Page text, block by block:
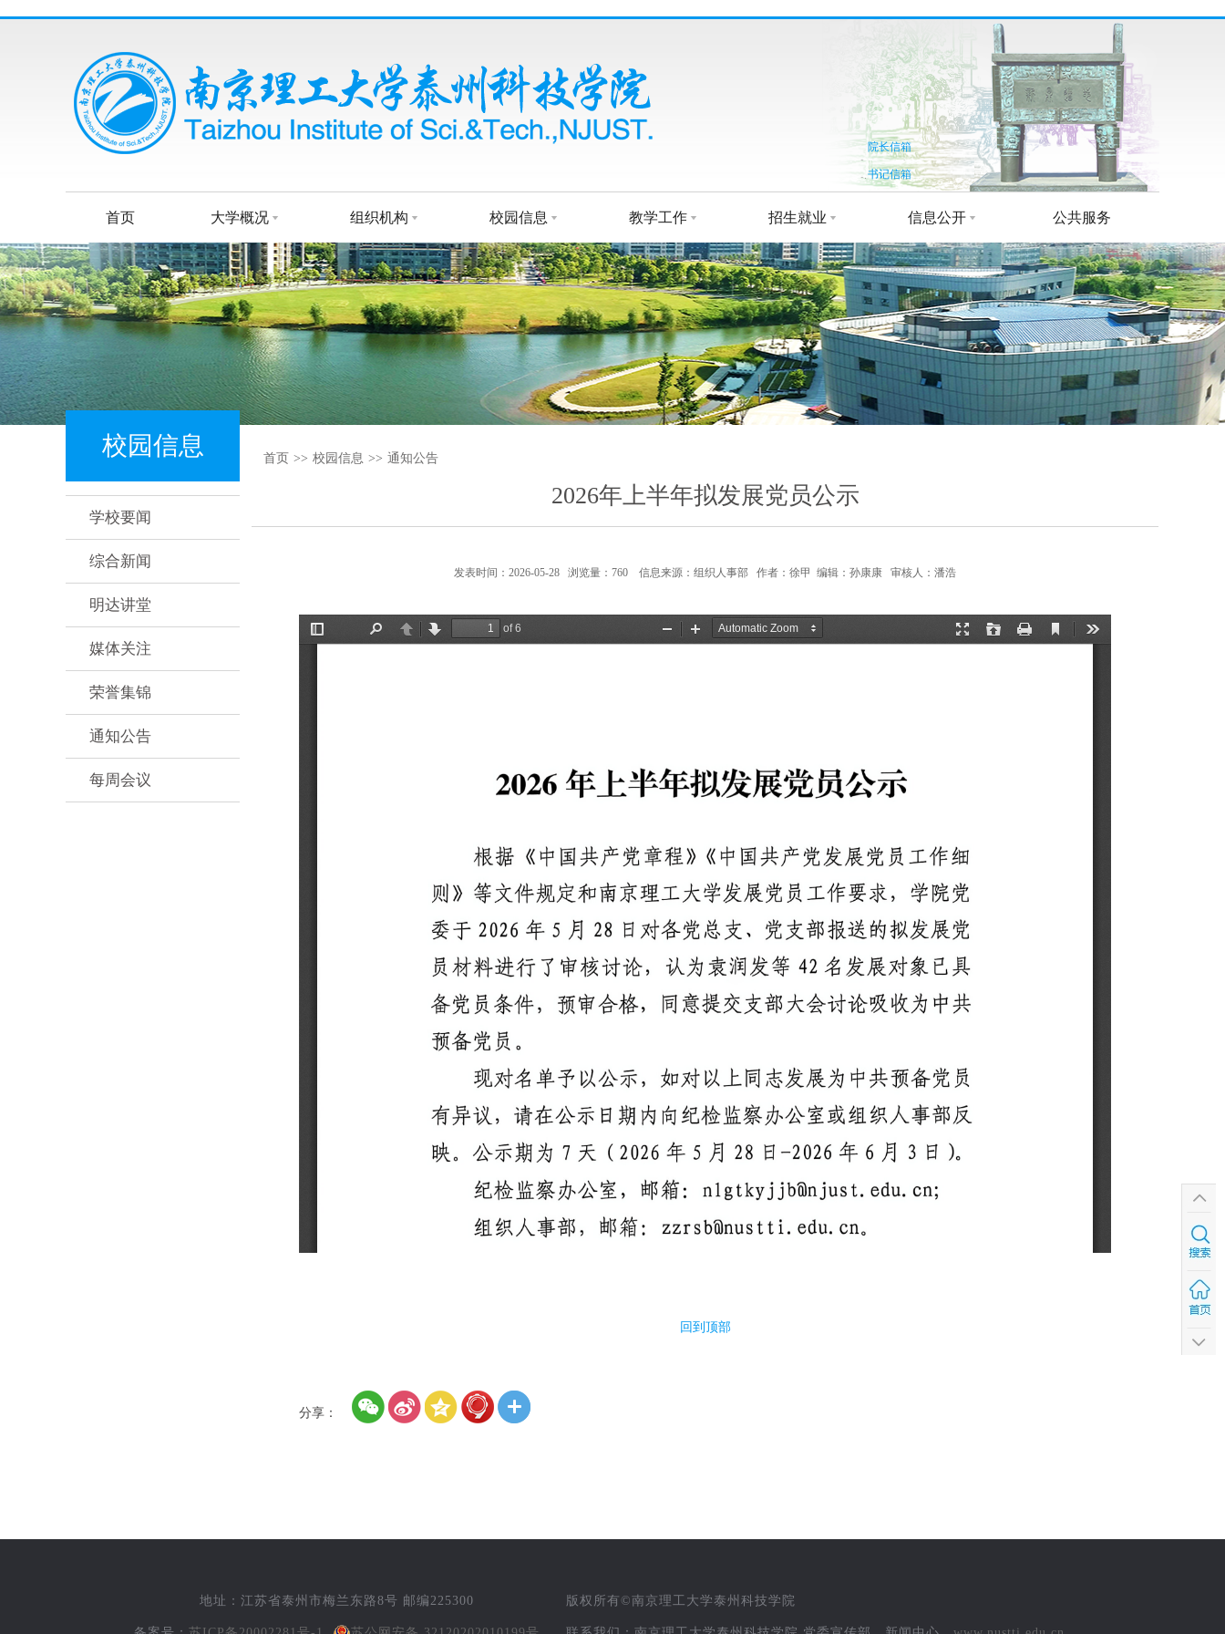
院长信箱
书记信箱
首页 大学概况 组织机构 校园信息 教学工作 招生就业 信息公开 公共服务
校园信息
学校要闻
综合新闻
明达讲堂
媒体关注
荣誉集锦
通知公告
每周会议
首页 >> 校园信息 >> 通知公告
2026年上半年拟发展党员公示
发表时间：2026-05-28 浏览量： 760 信息来源：组织人事部 作者： 徐甲 编辑： 孙康康 审核人： 潘浩
回到顶部
分享：
地址：江苏省泰州市梅兰东路8号 邮编225300 版权所有©南京理工大学泰州科技学院